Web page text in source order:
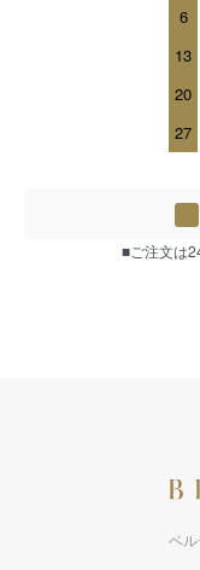
6
13
20
27
■ご注文は
ベ